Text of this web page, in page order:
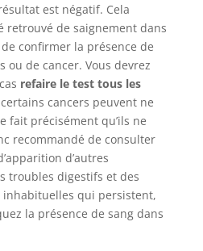
est négatif. Cela
retrouvé de saignement dans
confirmer la présence de
ou de cancer. Vous devrez
refaire le test tous les
cancers peuvent ne
fait précisément qu’ils ne
recommandé de consulter
d’autres
troubles digestifs et des
qui persistent,
la présence de sang dans